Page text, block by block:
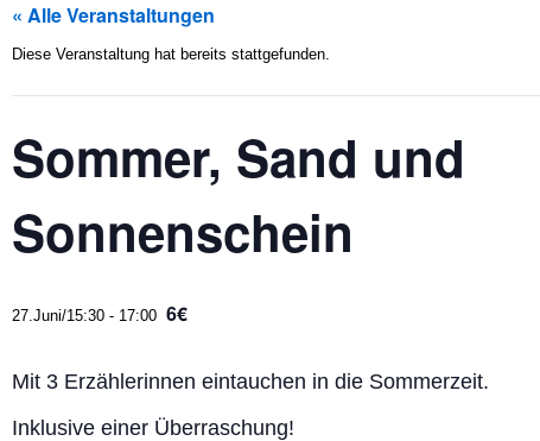
« Alle Veranstaltungen
Diese Veranstaltung hat bereits stattgefunden.
Sommer, Sand und
Sonnenschein
27.Juni/15:30 - 17:00 6€
Mit 3 Erzählerinnen eintauchen in die Sommerzeit.
Inklusive einer Überraschung!